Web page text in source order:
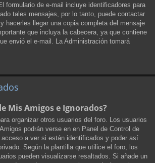
formulario de e-mail incluye identificadores para
tales mensajes, por lo tanto, puede contactar
hacerles llegar una copia completa del mensaje
que incluya la cabecera, ya que contiene
envió el e-mail. La Administración tomará
Mis Amigos e Ignorados?
organizar otros usuarios del foro. Los usuarios
podrán verse en en Panel de Control de
acceso a ver si están identificados y poder así
Según la plantilla que utilice el foro, los
pueden visualizarse resaltados. Si añade un